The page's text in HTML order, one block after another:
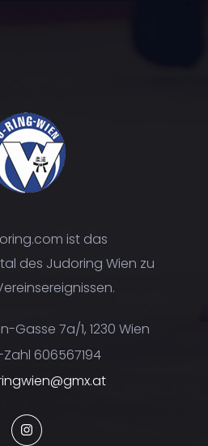
ist das
des Judoring Wien zu
Gasse 7a/1, 1230 Wien
Zahl 606567194